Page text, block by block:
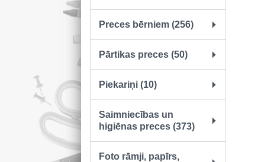
Preces bērniem (256)
Pārtikas preces (50)
Piekariņi (10)
Saimniecības un
higiēnas preces (373)
Foto rāmji, papīrs,